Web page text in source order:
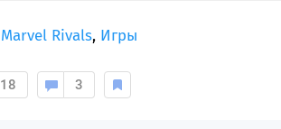
Marvel Rivals, Игры
18 3